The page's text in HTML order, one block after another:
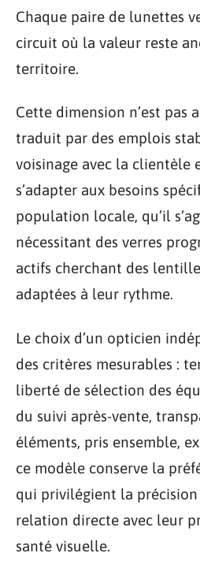
Chaque paire de lunettes
circuit où la valeur reste
territoire.
Cette dimension n’est pas
traduit par des emplois
voisinage avec la clientèle
s’adapter aux besoins
population locale, qu’il
nécessitant des verres
actifs cherchant des
adaptées à leur rythme.
Le choix d’un opticien
des critères mesurables :
liberté de sélection des
du suivi après-vente,
éléments, pris ensemble,
ce modèle conserve la
qui privilégient la
relation directe avec leur
santé visuelle.